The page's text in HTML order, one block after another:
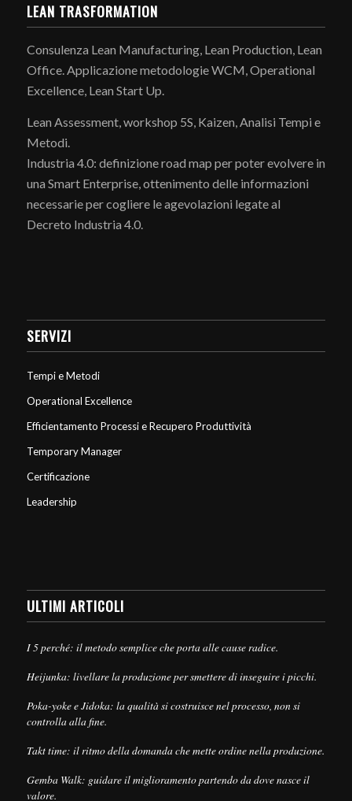
LEAN TRASFORMATION
Consulenza Lean Manufacturing, Lean Production, Lean
Office. Applicazione metodologie WCM, Operational
Excellence, Lean Start Up.
Lean Assessment, workshop 5S, Kaizen, Analisi Tempi e
Metodi.
Industria 4.0: definizione road map per poter evolvere in
una Smart Enterprise, ottenimento delle informazioni
necessarie per cogliere le agevolazioni legate al
Decreto Industria 4.0.
SERVIZI
Tempi e Metodi
Operational Excellence
Efficientamento Processi e Recupero Produttività
Temporary Manager
Certificazione
Leadership
ULTIMI ARTICOLI
I 5 perché: il metodo semplice che porta alle cause radice.
Heijunka: livellare la produzione per smettere di inseguire i picchi.
Poka-yoke e Jidoka: la qualità si costruisce nel processo, non si
controlla alla fine.
Takt time: il ritmo della domanda che mette ordine nella produzione.
Gemba Walk: guidare il miglioramento partendo da dove nasce il
valore.